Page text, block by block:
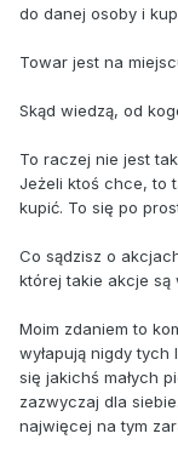
do danej osoby i
Towar jest na
Skąd wiedzą, od
To raczej nie jest
Jeżeli ktoś chce, to
kupić. To się po
Co sądzisz o
której takie akcje są
Moim zdaniem to
wyłapują nigdy
się jakichś małych
zazwyczaj dla
najwięcej na tym